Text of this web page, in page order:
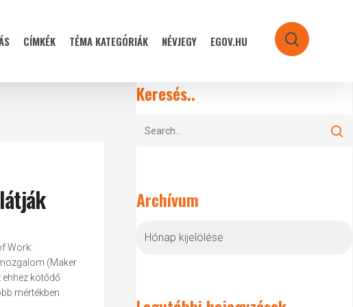
CÍMKÉK TÉMA KATEGÓRIÁK NÉVJEGY EGOV.HU search
Work:
(Maker
kötődő
mértékben
Keresés..
Archívum